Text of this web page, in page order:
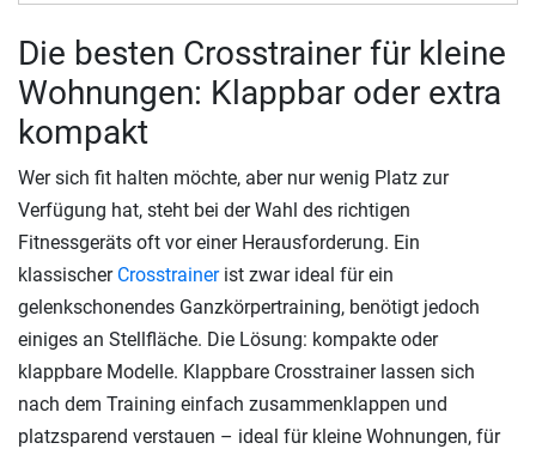
Die besten Crosstrainer für kleine
Wohnungen: Klappbar oder extra
kompakt
Wer sich fit halten möchte, aber nur wenig Platz zur
Verfügung hat, steht bei der Wahl des richtigen
Fitnessgeräts oft vor einer Herausforderung. Ein
klassischer Crosstrainerist zwar ideal für ein
gelenkschonendes Ganzkörpertraining, benötigt jedoch
einiges an Stellfläche. Die Lösung: kompakte oder
klappbare Modelle. Klappbare Crosstrainer lassen sich
nach dem Training einfach zusammenklappen und
platzsparend verstauen – ideal für kleine Wohnungen, für